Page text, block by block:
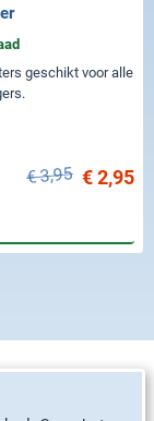
geschikt voor alle
€ 2,95
€ 3,95